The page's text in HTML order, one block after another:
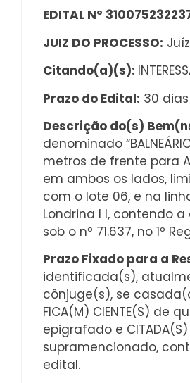
EDITAL Nº
JUIZ DO PROCESSO:
Citando(a)(s):
Prazo do Edital: 30 dias
Descrição do(s)
denominado
metros de frente para
em ambos os lados,
com o lote 06, e na
Londrina I I, contendo
sob o nº 71.637, no 1º
Prazo Fixado para a
identificada(s),
cônjuge(s), se
FICA(M) CIENTE(S) de
epigrafado e
supramencionado,
edital.